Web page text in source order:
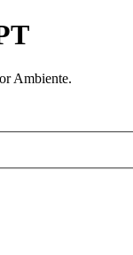
Ambiente.